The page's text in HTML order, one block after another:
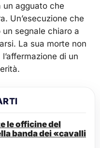
un agguato che
Un’esecuzione che
segnale chiaro a
La sua morte non
di un
le officine del
banda dei «cavalli